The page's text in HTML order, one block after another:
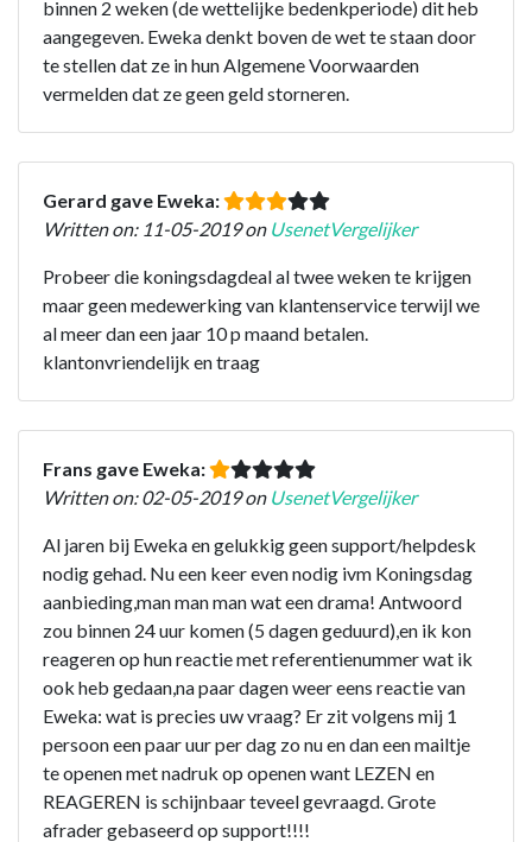
binnen 2 weken (de wettelijke bedenkperiode) dit heb
aangegeven. Eweka denkt boven de wet te staan door
te stellen dat ze in hun Algemene Voorwaarden
vermelden dat ze geen geld storneren.
Gerard gave Eweka:
Written on: 11-05-2019 on UsenetVergelijker
Probeer die koningsdagdeal al twee weken te krijgen
maar geen medewerking van klantenservice terwijl we
al meer dan een jaar 10 p maand betalen.
klantonvriendelijk en traag
Frans gave Eweka:
Written on: 02-05-2019 on UsenetVergelijker
Al jaren bij Eweka en gelukkig geen support/helpdesk
nodig gehad. Nu een keer even nodig ivm Koningsdag
aanbieding,man man man wat een drama! Antwoord
zou binnen 24 uur komen (5 dagen geduurd),en ik kon
reageren op hun reactie met referentienummer wat ik
ook heb gedaan,na paar dagen weer eens reactie van
Eweka: wat is precies uw vraag? Er zit volgens mij 1
persoon een paar uur per dag zo nu en dan een mailtje
te openen met nadruk op openen want LEZEN en
REAGEREN is schijnbaar teveel gevraagd. Grote
afrader gebaseerd op support!!!!